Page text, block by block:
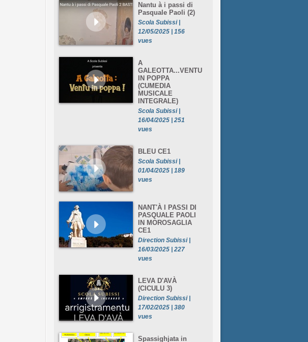
Nantu à i passi di
Pasquale Paoli (2)
Scola Subissi |
12/05/2025 | 156
vues
A
GALEOTTA...VENTU
IN POPPA
(CUMEDIA
MUSICALE
INTEGRALE)
Scola Subissi |
16/04/2025 | 251
vues
BLEU CE1
Scola Subissi |
01/04/2025 | 189
vues
NANT'À I PASSI DI
PASQUALE PAOLI
IN MOROSAGLIA
CE1
Direction Subissi |
16/03/2025 | 227
vues
LEVA D'AVÀ
(CICULU 3)
Direction Subissi |
17/02/2025 | 380
vues
Spassighjata in